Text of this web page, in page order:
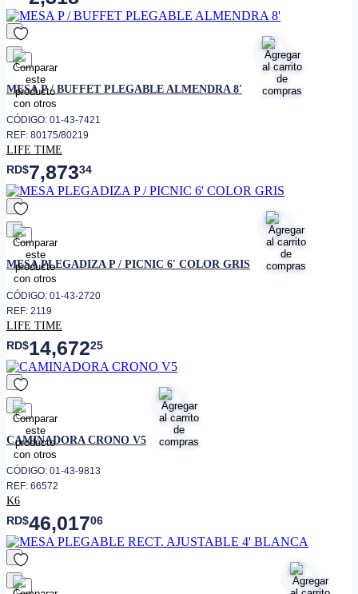
favorito
MESA P / BUFFET PLEGABLE ALMENDRA 8'
CÓDIGO: 01-43-7421
REF: 80175/80219
LIFE TIME
RD$7,87334
favorito
MESA PLEGADIZA P / PICNIC 6' COLOR GRIS
CÓDIGO: 01-43-2720
REF: 2119
LIFE TIME
RD$14,67225
favorito
CAMINADORA CRONO V5
CÓDIGO: 01-43-9813
REF: 66572
K6
RD$46,01706